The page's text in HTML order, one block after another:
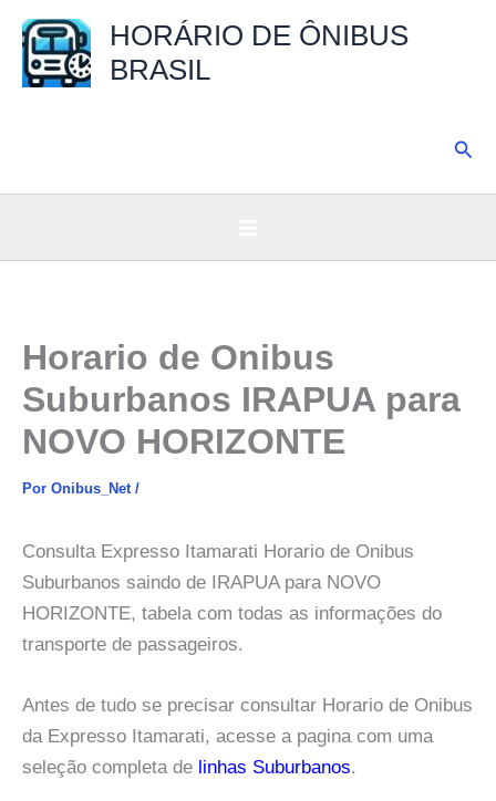
para
HORÁRIO DE ÔNIBUS
BRASIL
Horario de Onibus
Suburbanos IRAPUA para
NOVO HORIZONTE
Por Onibus_Net /
Consulta Expresso Itamarati Horario de Onibus
Suburbanos saindo de IRAPUA para NOVO
HORIZONTE, tabela com todas as informações do
transporte de passageiros.
Antes de tudo se precisar consultar Horario de Onibus
da Expresso Itamarati, acesse a pagina com uma
seleção completa de linhas Suburbanos.